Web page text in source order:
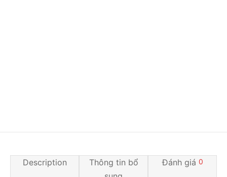
Description
Thông tin bổ
Đánh giá 0